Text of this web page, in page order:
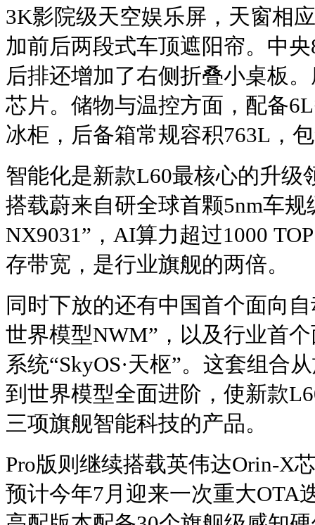
3K影院级天空娱乐屏，天窗相
加前后两段式车顶遮阳帘。中
后排还增加了右侧折叠小桌板
芯片。储物与温控方面，配备
冰柜，后备箱常规容积763L，
智能化是新款L60最核心的升级
搭载蔚来自研全球首颗5nm车规
NX9031”，AI算力超过1000
存带宽，是行业旗舰的两倍。
同时下放的还有中国首个面向
世界模型NWM”，以及行业首
系统“SkyOS·天枢”。这套组合
到世界模型全面进阶，使新款
三项旗舰智能科技的产品。
Pro版则继续搭载英伟达Orin-X
预计今年7月迎来一次重大OTA